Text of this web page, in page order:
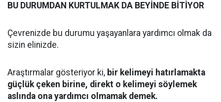
BU DURUMDAN KURTULMAK DA BEYİNDE BİTİYOR
Çevrenizde bu durumu yaşayanlara yardımcı olmak da
sizin elinizde.
Araştırmalar gösteriyor ki, bir kelimeyi hatırlamakta
güçlük çeken birine, direkt o kelimeyi söylemek
aslında ona yardımcı olmamak demek.